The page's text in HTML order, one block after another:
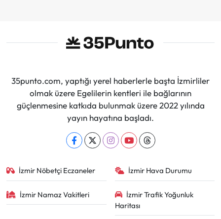
35punto.com, yaptığı yerel haberlerle başta İzmirliler
olmak üzere Egelilerin kentleri ile bağlarının
güçlenmesine katkıda bulunmak üzere 2022 yılında
yayın hayatına başladı.
İzmir Nöbetçi Eczaneler İzmir Hava Durumu
İzmir Namaz Vakitleri
İzmir Trafik Yoğunluk
Haritası